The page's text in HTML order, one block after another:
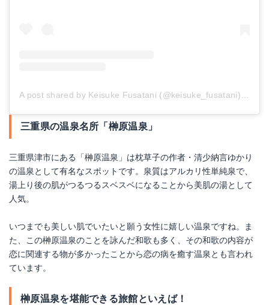
三重県の温泉名所「榊原温泉」
三重県津市にある「榊原温泉」は枕草子の作者・清少納言ゆかり
の温泉として有名なスポットです。泉質はアルカリ性単純泉で、
湯上り後の肌がつるつるスベスベになることから美肌の湯として
人気。
いつまでも美しい肌でいたいと願う女性に嬉しい温泉ですね。ま
た、この榊原温泉のことを詠んだ和歌も多く、その和歌の内容が
恋に関連する物が多かったことから恋の病を癒す温泉とも言われ
ています。
榊原温泉を堪能できる旅館といえば！